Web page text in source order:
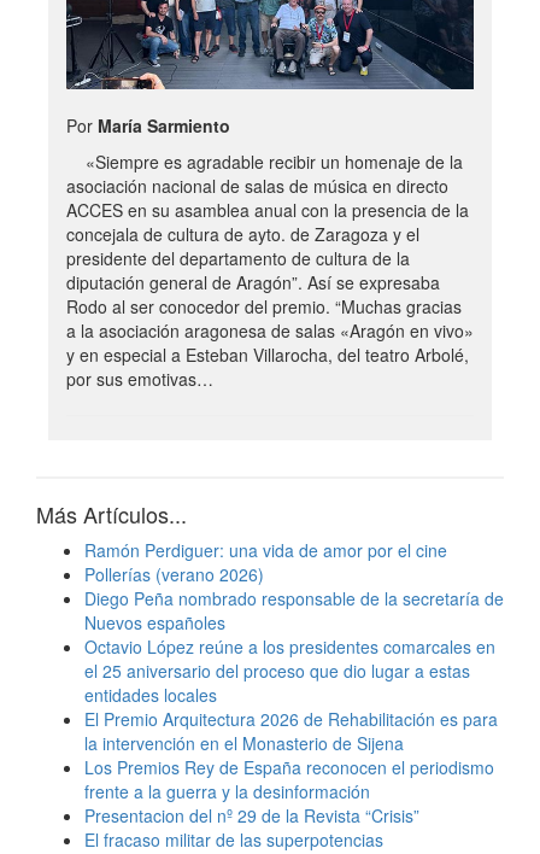
Por María Sarmiento
«Siempre es agradable recibir un homenaje de la
asociación nacional de salas de música en directo
ACCES en su asamblea anual con la presencia de la
concejala de cultura de ayto. de Zaragoza y el
presidente del departamento de cultura de la
diputación general de Aragón”. Así se expresaba
Rodo al ser conocedor del premio. “Muchas gracias
a la asociación aragonesa de salas «Aragón en vivo»
y en especial a Esteban Villarocha, del teatro Arbolé,
por sus emotivas…
Más Artículos...
Ramón Perdiguer: una vida de amor por el cine
Pollerías (verano 2026)
Diego Peña nombrado responsable de la secretaría de
Nuevos españoles
Octavio López reúne a los presidentes comarcales en
el 25 aniversario del proceso que dio lugar a estas
entidades locales
El Premio Arquitectura 2026 de Rehabilitación es para
la intervención en el Monasterio de Sijena
Los Premios Rey de España reconocen el periodismo
frente a la guerra y la desinformación
Presentacion del nº 29 de la Revista “Crisis”
El fracaso militar de las superpotencias